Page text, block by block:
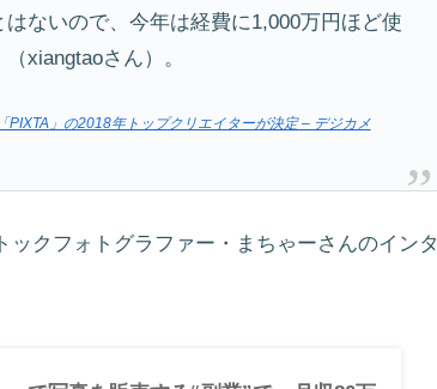
ないので、今年は経費に1,000万円ほど使
xiangtaoさん）。
」の2018年トップクリエイターが決定 – デジカメ
クフォトグラファー・まちゃーさんのインタ